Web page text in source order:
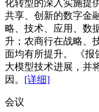
化转型的深入实施提
共享、创新的数字金
略、技术、应用、数
升；农商行在战略、
面均有所提升。 《报
大模型技术进展，并
因。 [详细]
会议